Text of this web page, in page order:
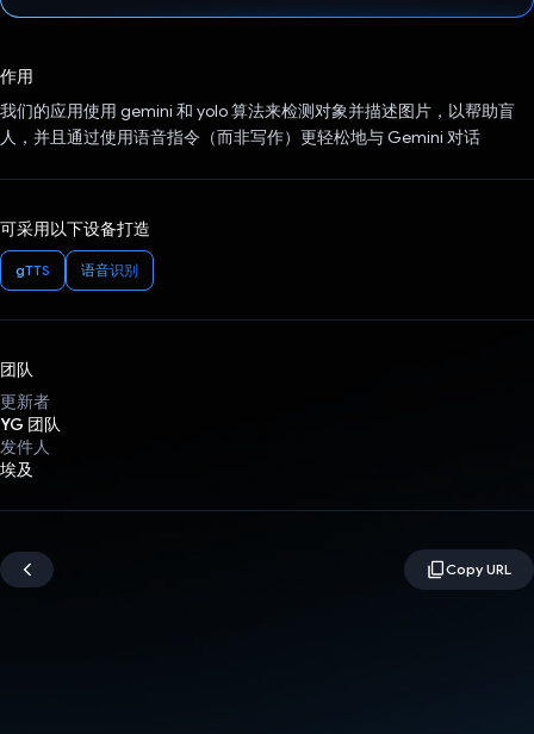
作用
我们的应用使用 gemini 和 yolo 算法来检测对象并描述图片，以帮助盲
人，并且通过使用语音指令（而非写作）更轻松地与 Gemini 对话
可采用以下设备打造
gTTS 语音识别
团队
更新者
YG 团队
发件人
埃及